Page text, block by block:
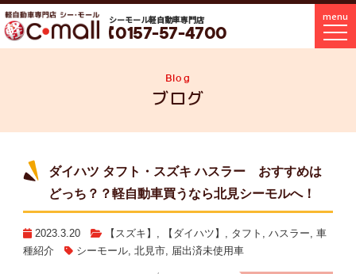
シーモール軽自動車専門店
0157-57-4700
menu
Blog
ブログ
ダイハツ タフト・スズキ ハスラー おすすめは
どっち？？軽自動車買うなら北見シーモルへ！
2023.3.20 【スズキ】 【ダイハツ】 タフト ハスラー
車
種紹介
シーモール 北見市 届出済未使用車